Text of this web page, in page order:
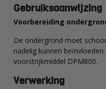
Gebruiksaanwijzing
Voorbereiding
De ondergrond moet
nadelig kunnen
voorstrijkmiddel DPM800.
Verwerking